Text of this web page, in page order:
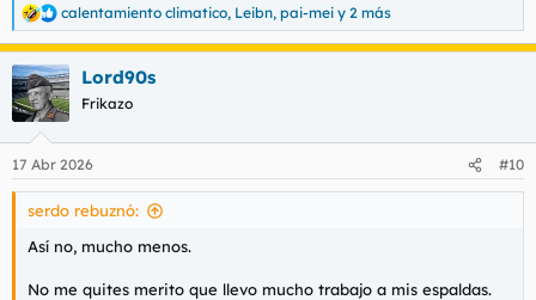
R
e
a
c
c
i
e
s
calentamiento climatico, Leibn, pai-mei y 2 más
Lord90s
Frikazo
17 Abr 2026 #10
serdo rebuznó:
Así no, mucho menos.
No me quites merito que llevo mucho trabajo a mis espaldas.